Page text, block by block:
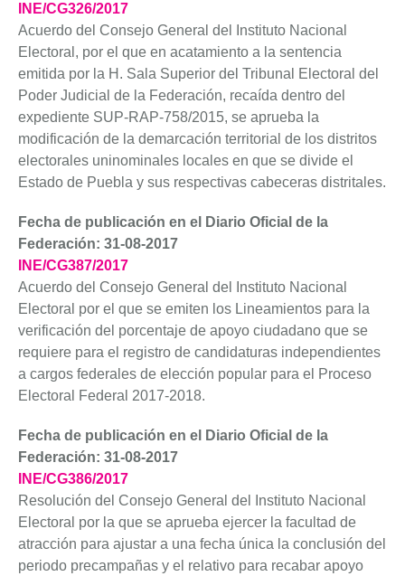
INE/CG326/2017
Acuerdo del Consejo General del Instituto Nacional
Electoral, por el que en acatamiento a la sentencia
emitida por la H. Sala Superior del Tribunal Electoral del
Poder Judicial de la Federación, recaída dentro del
expediente SUP-RAP-758/2015, se aprueba la
modificación de la demarcación territorial de los distritos
electorales uninominales locales en que se divide el
Estado de Puebla y sus respectivas cabeceras distritales.
Fecha de publicación en el Diario Oficial de la
Federación: 31-08-2017
INE/CG387/2017
Acuerdo del Consejo General del Instituto Nacional
Electoral por el que se emiten los Lineamientos para la
verificación del porcentaje de apoyo ciudadano que se
requiere para el registro de candidaturas independientes
a cargos federales de elección popular para el Proceso
Electoral Federal 2017-2018.
Fecha de publicación en el Diario Oficial de la
Federación: 31-08-2017
INE/CG386/2017
Resolución del Consejo General del Instituto Nacional
Electoral por la que se aprueba ejercer la facultad de
atracción para ajustar a una fecha única la conclusión del
periodo precampañas y el relativo para recabar apoyo